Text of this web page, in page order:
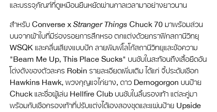
และบรรจุภัณฑ์ที่ดูเหมือนยืนหยัดผ่านกาลเวลามาอย่างยาวนาน
สำหรับ Converse x Stranger Things Chuck 70 มาพร้อมส่วน
บนจากผ้าใบที่มีร่องรอยการสึกหรอ ตกแต่งด้วยกราฟิกสถานีวิทยุ
WSQK และคลื่นเสียงแบบปัก ลายพิมพ์โลโก้สถานีวิทยุและข้อความ
"Beam Me Up, This Place Sucks" บนซับในสะท้อนถึงเสื้อยืดอัน
โด่งดังของตัวละคร Robin รายละเอียดเพิ่มเติม ได้แก่ จี้ประดับเชือก
Hawkins Hawk, พวงกุญแจไก่ยาง, ดาว Demogorgon บนป้าย
Chuck และชื่อผู้เล่น Hellfire Club บนซับในลิ้นรองเท้า แต่ละคู่มา
พร้อมกับเชือกรองเท้าที่ปรับแต่งได้เองสองชุดและแผ่นป้าย Upside